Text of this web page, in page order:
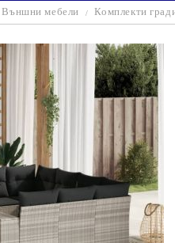
Външни мебели Комплекти